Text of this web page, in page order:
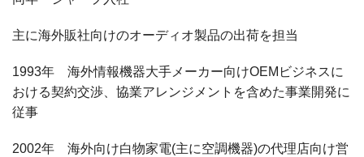
主に海外販社向けのオーディオ製品の出荷を担当
1993年 海外情報機器大手メーカー向けOEMビジネスに
おける契約交渉、協業アレンジメントを含めた事業開発に
従事
2002年 海外向け白物家電(主に空調機器)の代理店向け営